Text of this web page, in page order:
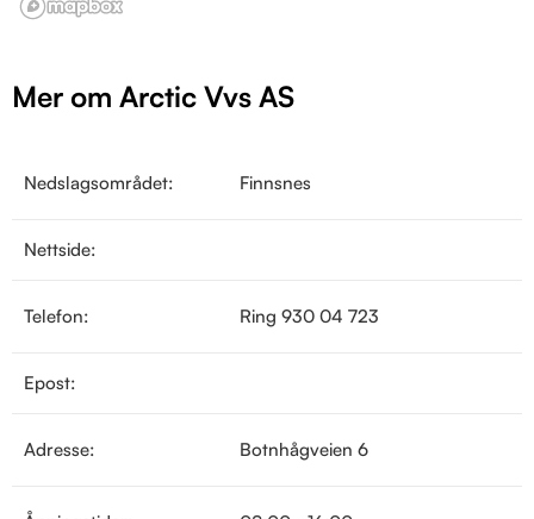
Mer om Arctic Vvs AS
Nedslagsområdet: Finnsnes
Nettside:
Telefon: Ring 930 04 723
Epost:
Adresse: Botnhågveien 6